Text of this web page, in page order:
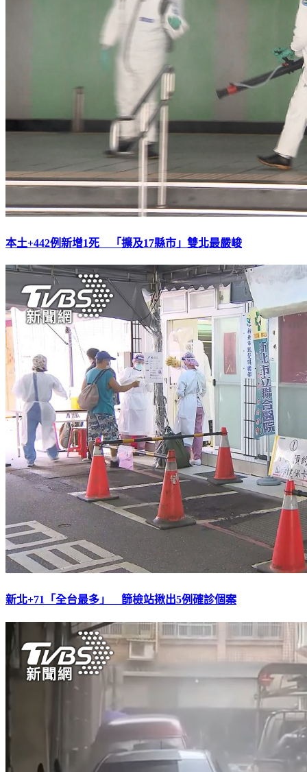
本土+442例新增1死 「擴及17縣市」雙北最嚴峻
新北+71「全台最多」 篩檢站揪出5例確診個案